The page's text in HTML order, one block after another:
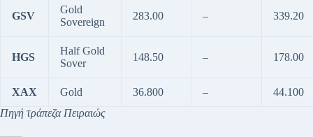
GSV
Gold
Sovereign
283.00 – 339.20
HGS
Half Gold
Sover
148.50 – 178.00
XAX Gold 36.800 –
44.100
Πηγή τράπεζα Πειραιώς